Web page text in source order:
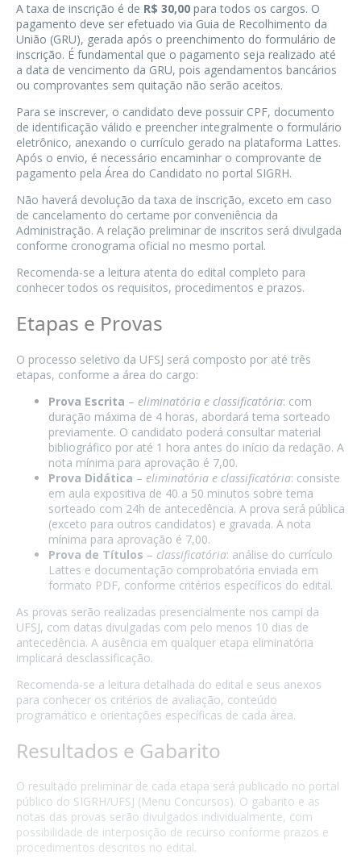
A taxa de inscrição é de R$ 30,00 para todos os cargos. O
pagamento deve ser efetuado via Guia de Recolhimento da
União (GRU), gerada após o preenchimento do formulário de
inscrição. É fundamental que o pagamento seja realizado até
a data de vencimento da GRU, pois agendamentos bancários
ou comprovantes sem quitação não serão aceitos.
Para se inscrever, o candidato deve possuir CPF, documento
de identificação válido e preencher integralmente o formulário
eletrônico, anexando o currículo gerado na plataforma Lattes.
Após o envio, é necessário encaminhar o comprovante de
pagamento pela Área do Candidato no portal SIGRH.
Não haverá devolução da taxa de inscrição, exceto em caso
de cancelamento do certame por conveniência da
Administração. A relação preliminar de inscritos será divulgada
conforme cronograma oficial no mesmo portal.
Recomenda-se a leitura atenta do edital completo para
conhecer todos os requisitos, procedimentos e prazos.
Etapas e Provas
O processo seletivo da UFSJ será composto por até três
etapas, conforme a área do cargo:
Prova Escrita – eliminatória e classificatória: com
duração máxima de 4 horas, abordará tema sorteado
previamente. O candidato poderá consultar material
bibliográfico por até 1 hora antes do início da redação. A
nota mínima para aprovação é 7,00.
Prova Didática – eliminatória e classificatória: consiste
em aula expositiva de 40 a 50 minutos sobre tema
sorteado com 24h de antecedência. A prova será pública
(exceto para outros candidatos) e gravada. A nota
mínima para aprovação é 7,00.
Prova de Títulos – classificatória: análise do currículo
Lattes e documentação comprobatória enviada em
formato PDF, conforme critérios específicos do edital.
As provas serão realizadas presencialmente nos campi da
UFSJ, com datas divulgadas com pelo menos 10 dias de
antecedência. A ausência em qualquer etapa eliminatória
implicará desclassificação.
Recomenda-se a leitura detalhada do edital e seus anexos
para conhecer os critérios de avaliação, conteúdo
programático e orientações específicas de cada área.
Resultados e Gabarito
O resultado preliminar de cada etapa será publicado no portal
público do SIGRH/UFSJ (Menu Concursos). O gabarito e as
notas das provas serão divulgados individualmente, com
possibilidade de interposição de recurso conforme prazos e
procedimentos descritos no edital.